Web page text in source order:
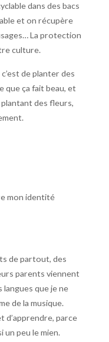
dans des bacs
et on récupère
La protection
culture.
de planter des
que ça fait beau, et
plantant des fleurs,
mon identité
de partout, des
parents viennent
langues que je ne
de la musique.
d’apprendre, parce
un peu le mien.